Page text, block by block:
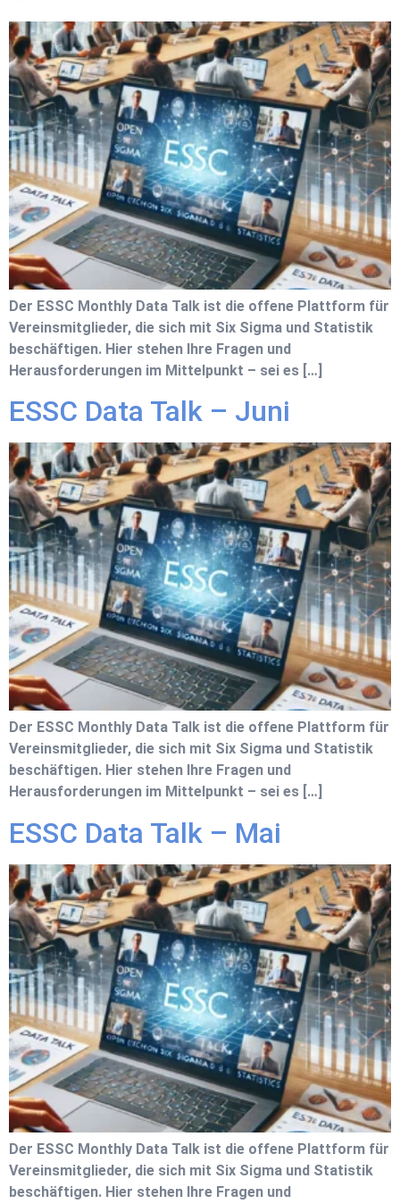
Der ESSC Monthly Data Talk ist die offene Plattform für
Vereinsmitglieder, die sich mit Six Sigma und Statistik
beschäftigen. Hier stehen Ihre Fragen und
Herausforderungen im Mittelpunkt – sei es […]
ESSC Data Talk – Juni
Der ESSC Monthly Data Talk ist die offene Plattform für
Vereinsmitglieder, die sich mit Six Sigma und Statistik
beschäftigen. Hier stehen Ihre Fragen und
Herausforderungen im Mittelpunkt – sei es […]
ESSC Data Talk – Mai
Der ESSC Monthly Data Talk ist die offene Plattform für
Vereinsmitglieder, die sich mit Six Sigma und Statistik
beschäftigen. Hier stehen Ihre Fragen und